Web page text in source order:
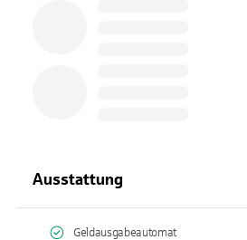
Ausstattung
Geldausgabeautomat